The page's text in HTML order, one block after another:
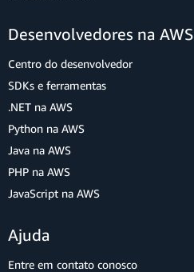
Desenvolvedores na AWS
Centro do desenvolvedor
SDKs e ferramentas
.NET na AWS
Python na AWS
Java na AWS
PHP na AWS
JavaScript na AWS
Ajuda
Entre em contato conosco